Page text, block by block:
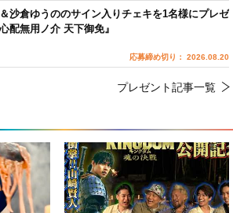
沙倉ゆうののサイン入りチェキを1名様にプレゼ
配無用ノ介 天下御免』
応募締め切り： 2026.08.20
プレゼント記事一覧